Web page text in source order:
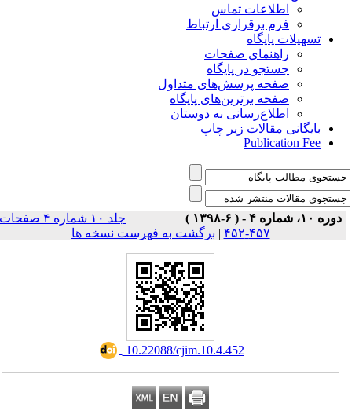
اطلاعات تماس
فرم برقراری ارتباط
تسهیلات پایگاه
راهنمای صفحات
جستجو در پایگاه
صفحه پرسش‌های متداول
صفحه برترین‌های پایگاه
اطلاع‌رسانی به دوستان
بایگانی مقالات زیر چاپ
Publication Fee
دوره ۱۰، شماره ۴ - ( ۶-۱۳۹۸ )
جلد ۱۰ شماره ۴ صفحات
۴۵۷-۴۵۲
|برگشت به فهرست نسخه ها
‎ 10.22088/cjim.10.4.452